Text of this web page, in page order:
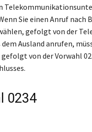
Sie einen Anruf nach
gefolgt von der
Ausland anrufen,
von der Vorwahl
0234